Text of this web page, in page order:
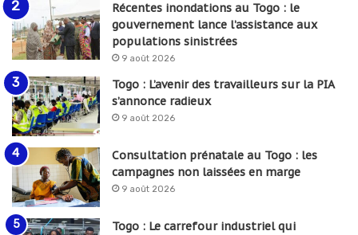
Récentes inondations au Togo : le
gouvernement lance l’assistance aux
populations sinistrées
9 août 2026
Togo : L’avenir des travailleurs sur la PIA
s’annonce radieux
9 août 2026
Consultation prénatale au Togo : les
campagnes non laissées en marge
9 août 2026
Togo : Le carrefour industriel qui